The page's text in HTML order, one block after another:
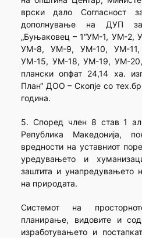
врски дало Согласност
дополнување на ДУП
„Буњаковец – 1“УМ-1, УМ-
УМ-8, УМ-9, УМ-10, УМ-
УМ-15, УМ-18, УМ-19, УМ-
плански опфат 24,14 ха.
План“ ДОО – Скопје со
година.
5. Според член 8 став 1
Република Македонија,
вредности на уставниот
уредувањето и
заштита и унапредувањето
на природата.
Системот на
планирање, видовите и
изработувањето и